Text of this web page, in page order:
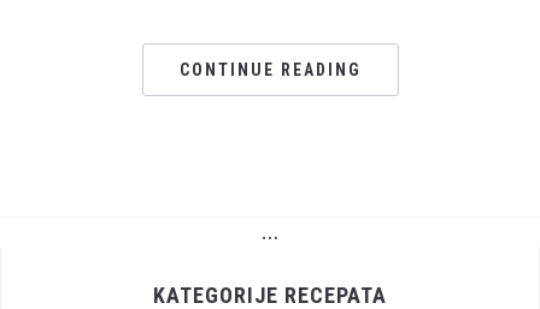
CONTINUE READING
…
KATEGORIJE RECEPATA